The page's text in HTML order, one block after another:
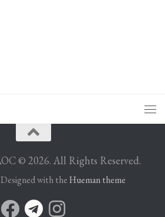
© 2026. All Rights Reserved.
with theHueman theme